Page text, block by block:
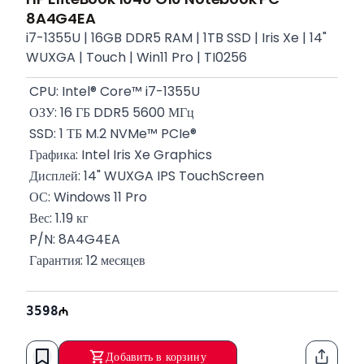
8A4G4EA
i7-1355U | 16GB DDR5 RAM | 1TB SSD | Iris Xe | 14"
WUXGA | Touch | Win11 Pro | TI0256
CPU: Intel® Core™ i7-1355U
ОЗУ: 16 ГБ DDR5 5600 МГц
SSD: 1 ТБ M.2 NVMe™ PCIe®
Графика: Intel Iris Xe Graphics
Дисплей: 14" WUXGA IPS TouchScreen
ОС: Windows 11 Pro
Вес: 1.19 кг
P/N: 8A4G4EA
Гарантия: 12 месяцев
3598
Добавить в корзину